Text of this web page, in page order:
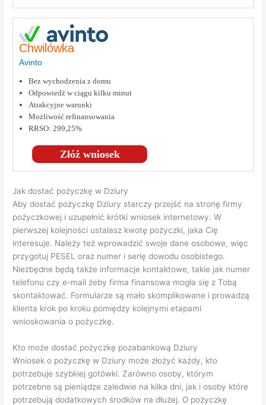
Chwilówka
Avinto
Złóż wniosek
Bez wychodzenia z domu
Odpowiedź w ciągu kilku minut
Atrakcyjne warunki
Możliwość refinansowania
RRSO: 299,25%
Jak dostać pożyczkę w Dziury
Aby dostać pożyczkę Dziury starczy przejść na stronę firmy
pożyczkowej i uzupełnić krótki wniosek internetowy. W
pierwszej kolejności ustalasz kwotę pożyczki, jaka Cię
interesuje. Należy też wprowadzić swoje dane osobowe, więc
przygotuj PESEL oraz numer i serię dowodu osobistego.
Niezbędne będą także informacje kontaktowe, takie jak numer
telefonu czy e-mail żeby firma finansowa mogła się z Tobą
skontaktować. Formularze są mało skomplikowane i prowadzą
klienta krok po kroku pomiędzy kolejnymi etapami
wnioskowania o pożyczkę.
Kto może dostać pożyczkę pozabankową Dziury
Wniosek o pożyczkę w Dziury może złożyć każdy, kto
potrzebuje szybkiej gotówki. Zarówno osoby, którym
potrzebne są pieniądze zaledwie na kilka dni, jak i osoby które
potrzebują dodatkowych środków na dłużej. O pożyczkę